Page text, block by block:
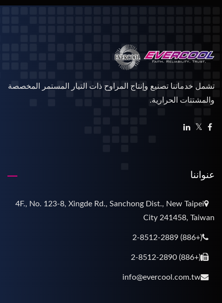
تشمل خدماتنا تصنيع وإنتاج المراوح ذات التيار المستمر المخصصة
والمشتتات الحرارية.
عنواننا
4F., No. 123-8, Xingde Rd., Sanchong Dist., New Taipei
City 241458, Taiwan
(+886) 2-8512-2889
(+886) 2-8512-2890
info@evercool.com.tw